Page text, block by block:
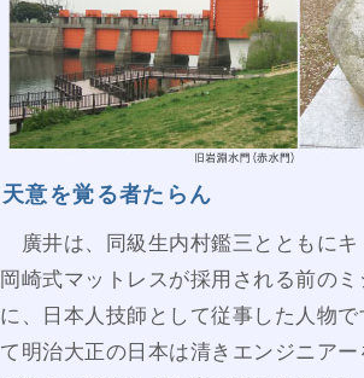
天意を覚る者たらん
廣井は、同級生内村鑑三とともにキ
岡崎式マットレスが採用される前の
に、日本人技師として従事した人物
て明治大正の日本は清きエンジニア